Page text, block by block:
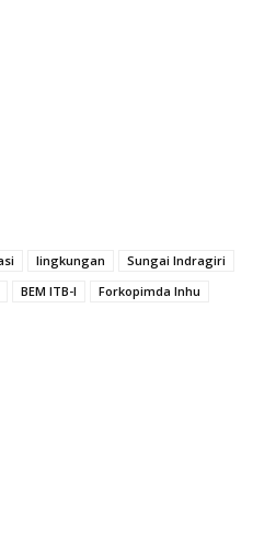
lingkungan
Sungai Indragiri
BEM ITB-I Forkopimda Inhu